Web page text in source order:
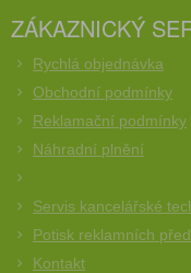
ZÁKAZNICKÝ
Rychlá objednávka
Obchodní podmínky
Reklamační podmínky
Náhradní plnění
Servis kancelářské
Potisk reklamních
Kontakt